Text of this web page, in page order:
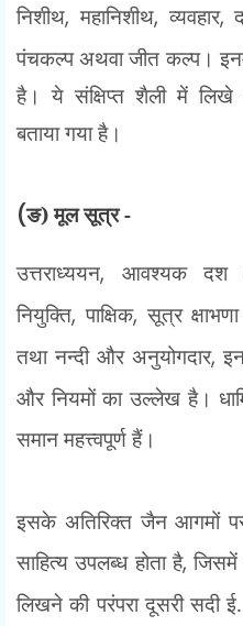
निशीथ,महानिशीथ,व्यवहार,
पंचकल्प अथवा जीतकल्प।
है। ये संक्षिप्त शैली में
बतायागया है।
(ङ) मूल सूत्र -
उत्तराध्ययन, आवश्यक दश
नियुक्ति,पाक्षिक,सूत्र
तथा नन्दी और अनुयोगदार,
और नियमों का उल्लेख है।
समान महत्त्वपूर्ण हैं।
इसके अतिरिक्त जैन आगमों
साहित्य उपलब्ध होता है,जिसमें
लिखने की परंपरा दूसरी सदी